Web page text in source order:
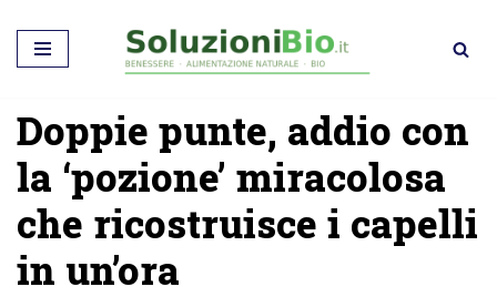
Vai
contenuto
Doppie punte, addio con
la ‘pozione’ miracolosa
che ricostruisce i capelli
in un’ora